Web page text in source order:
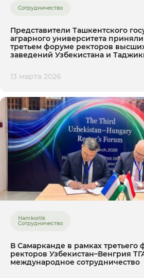
Сотрудничество
Представители Ташкентского
аграрного университета приняли
третьем форуме ректоров
заведений Узбекистана и
13 марта 2026
Hamkorlik
Сотрудничество
В Самарканде в рамках третьего
ректоров Узбекистан–Венгрия
международное сотрудничество